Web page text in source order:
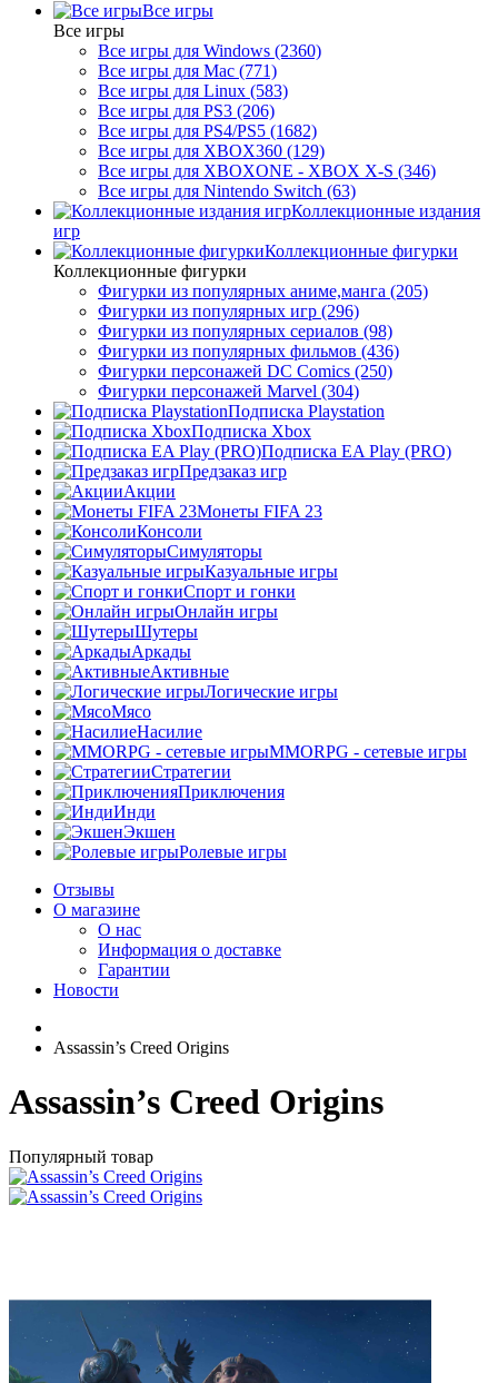
Все игры
Все игры
Все игры для Windows (2360)
Все игры для Mac (771)
Все игры для Linux (583)
Все игры для PS3 (206)
Все игры для PS4/PS5 (1682)
Все игры для XBOX360 (129)
Все игры для XBOXONE - XBOX X-S (346)
Все игры для Nintendo Switch (63)
Коллекционные издания
игр
Коллекционные фигурки
Коллекционные фигурки
Фигурки из популярных аниме,манга (205)
Фигурки из популярных игр (296)
Фигурки из популярных сериалов (98)
Фигурки из популярных фильмов (436)
Фигурки персонажей DC Comics (250)
Фигурки персонажей Marvel (304)
Подписка Playstation
Подписка Xbox
Подписка EA Play (PRO)
Предзаказ игр
Акции
Монеты FIFA 23
Консоли
Симуляторы
Казуальные игры
Спорт и гонки
Онлайн игры
Шутеры
Аркады
Активные
Логические игры
Мясо
Насилие
MMORPG - сетевые игры
Стратегии
Приключения
Инди
Экшен
Ролевые игры
Отзывы
О магазине
О нас
Информация о доставке
Гарантии
Новости
Assassin’s Creed Origins
Assassin’s Creed Origins
Популярный товар